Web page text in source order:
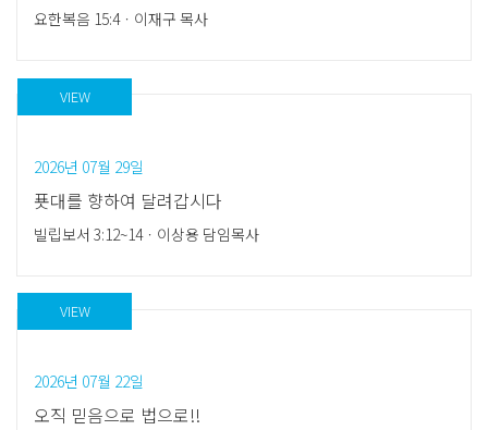
요한복음 15:4ㆍ 이재구 목사
VIEW
2026년 07월 29일
푯대를 향하여 달려갑시다
빌립보서 3:12~14ㆍ 이상용 담임목사
VIEW
2026년 07월 22일
오직 믿음으로 법으로!!